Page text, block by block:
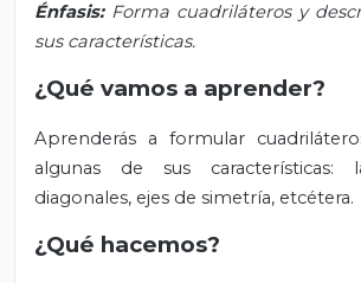
Énfasis: Forma cuadriláteros y
sus características.
¿Qué vamos a aprender?
Aprenderás a formular
algunas de sus características:
diagonales, ejes de simetría, etcétera.
¿Qué hacemos?